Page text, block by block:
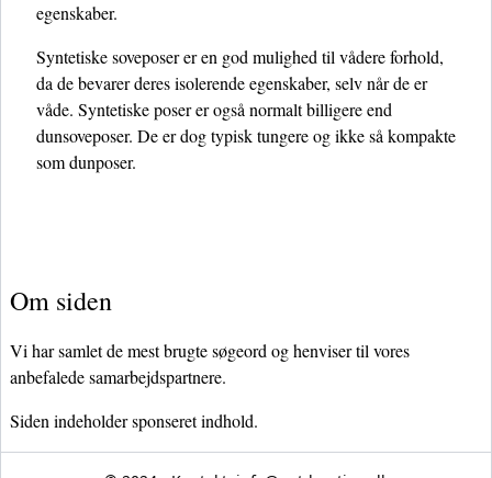
egenskaber.
Syntetiske soveposer er en god mulighed til vådere forhold,
da de bevarer deres isolerende egenskaber, selv når de er
våde. Syntetiske poser er også normalt billigere end
dunsoveposer. De er dog typisk tungere og ikke så kompakte
som dunposer.
Om siden
Vi har samlet de mest brugte søgeord og henviser til vores
anbefalede samarbejdspartnere.
Siden indeholder sponseret indhold.